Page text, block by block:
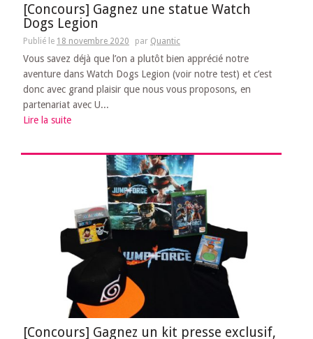
[Concours] Gagnez une statue Watch
Dogs Legion
Publié le 18 novembre 2020 par Quantic
Vous savez déjà que l’on a plutôt bien apprécié notre
aventure dans Watch Dogs Legion (voir notre test) et c’est
donc avec grand plaisir que nous vous proposons, en
partenariat avec U...
Lire la suite
[Concours] Gagnez un kit presse exclusif,